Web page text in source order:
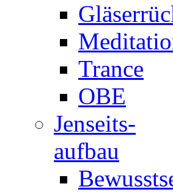
Trance
OBE
Jenseits-
aufbau